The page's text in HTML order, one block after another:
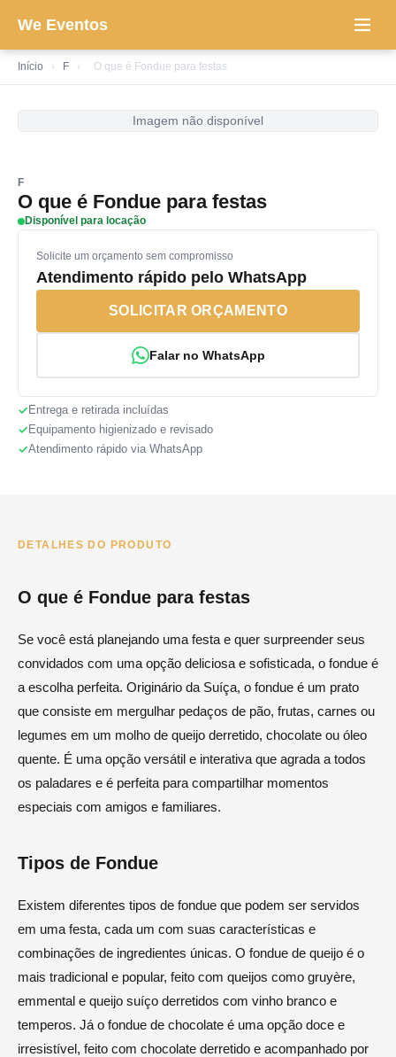
We Eventos
Início › F › O que é Fondue para festas
Imagem não disponível
F
O que é Fondue para festas
Disponível para locação
Solicite um orçamento sem compromisso
Atendimento rápido pelo WhatsApp
SOLICITAR ORÇAMENTO
Falar no WhatsApp
Entrega e retirada incluídas
Equipamento higienizado e revisado
Atendimento rápido via WhatsApp
DETALHES DO PRODUTO
O que é Fondue para festas
Se você está planejando uma festa e quer surpreender seus
convidados com uma opção deliciosa e sofisticada, o fondue é
a escolha perfeita. Originário da Suíça, o fondue é um prato
que consiste em mergulhar pedaços de pão, frutas, carnes ou
legumes em um molho de queijo derretido, chocolate ou óleo
quente. É uma opção versátil e interativa que agrada a todos
os paladares e é perfeita para compartilhar momentos
especiais com amigos e familiares.
Tipos de Fondue
Existem diferentes tipos de fondue que podem ser servidos
em uma festa, cada um com suas características e
combinações de ingredientes únicas. O fondue de queijo é o
mais tradicional e popular, feito com queijos como gruyère,
emmental e queijo suíço derretidos com vinho branco e
temperos. Já o fondue de chocolate é uma opção doce e
irresistível, feito com chocolate derretido e acompanhado por